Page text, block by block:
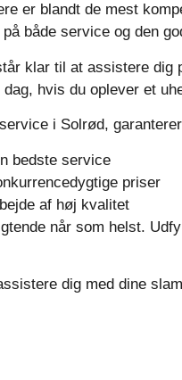
er blandt de mest
både service og den
klar til at assistere dig
hvis du oplever et
i Solrød,
bedste service
priser
af høj kvalitet
når som helst.
dig med dine